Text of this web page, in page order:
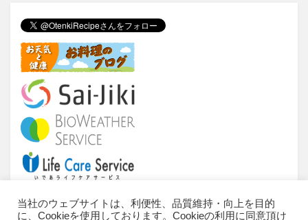
er e
b
o
o
k
n
a
当社のウェブサイトは、利便性、品質維持・向上を目的
に、Cookieを使用しております。Cookieの利用に同意頂け